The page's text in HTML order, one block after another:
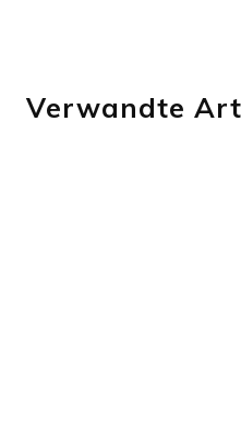
Verwandte